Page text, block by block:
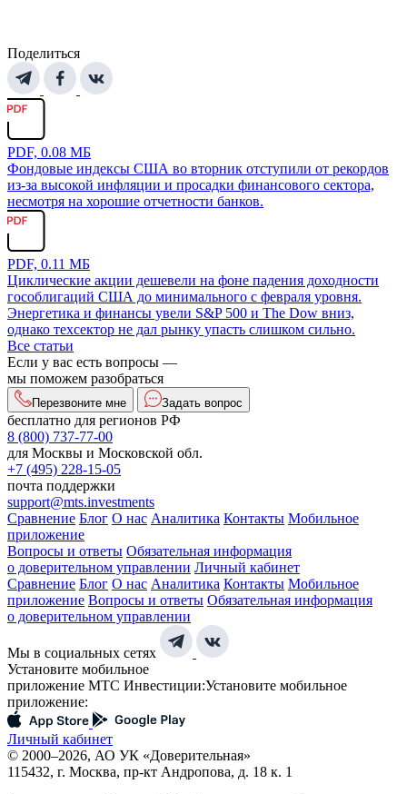
Поделиться
PDF, 0.08 МБ
Фондовые индексы США во вторник отступили от рекордов
из-за высокой инфляции и просадки финансового сектора,
несмотря на хорошие отчетности банков.
PDF, 0.11 МБ
Циклические акции дешевели на фоне падения доходности
гособлигаций США до минимального с февраля уровня.
Энергетика и финансы увели S&P 500 и The Dow вниз,
однако техсектор не дал рынку упасть слишком сильно.
Все статьи
Если у вас есть вопросы —
мы поможем разобраться
Перезвоните мне Задать вопрос
бесплатно для регионов РФ
8 (800) 737-77-00
для Москвы и Московской обл.
+7 (495) 228-15-05
почта поддержки
support@mts.investments
Сравнение Блог О нас Аналитика Контакты Мобильное
приложение
Вопросы и ответы Обязательная информация
о доверительном управлении Личный кабинет
Сравнение Блог О нас Аналитика Контакты Мобильное
приложение Вопросы и ответы Обязательная информация
о доверительном управлении
Мы в социальных сетях
Установите мобильное
приложение МТС Инвестиции:Установите мобильное
приложение:
Личный кабинет
© 2000–2026, АО УК «Доверительная»
115432, г. Москва, пр-кт Андропова, д. 18 к. 1